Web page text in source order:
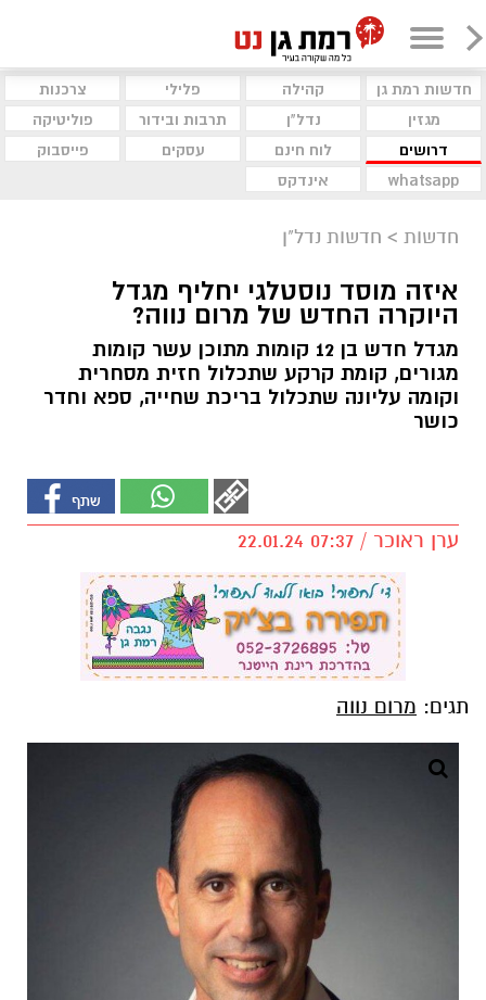
חדשות רמת גן קהילה פלילי
צרכנות
מגזין
נדל"ן תרבות ובידור
פוליטיקה
דרושים
לוח חינם עסקים
פייסבוק
whatsapp
אינדקס
חדשות > חדשות נדל"ן
איזה מוסד נוסטלגי יחליף מגדל
היוקרה החדש של מרום נווה?
מגדל חדש בן 12 קומות מתוכן עשר קומות
מגורים, קומת קרקע שתכלול חזית מסחרית
וקומה עליונה שתכלול בריכת שחייה, ספא וחדר
כושר
ערן ראוכר / 07:37 22.01.24
תגים: מרום נווה